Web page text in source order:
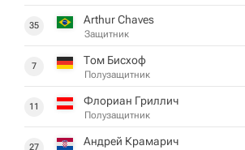
35 Arthur Chaves
Защитник
7 Том Бисхоф
Полузащитник
11 Флориан Гриллич
Полузащитник
27 Андрей Крамарич